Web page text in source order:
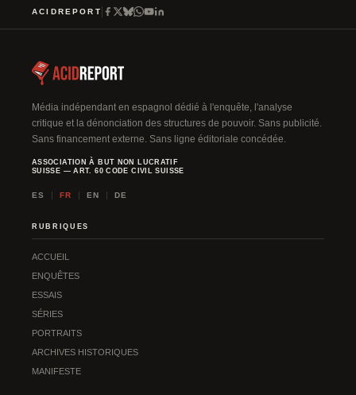
n
ACIDREPORT
Média indépendant en espagnol dédié à l'enquête, l'analyse
critique et la dénonciation des structures de pouvoir. Sans publicité.
Sans financement externe. Sans ligne éditoriale concédée.
ASSOCIATION À BUT NON LUCRATIF
SUISSE — ART. 60 CODE CIVIL SUISSE
ES FR EN DE
RUBRIQUES
ACCUEIL
ENQUÊTES
ESSAIS
SÉRIES
PORTRAITS
ARCHIVES HISTORIQUES
MANIFESTE